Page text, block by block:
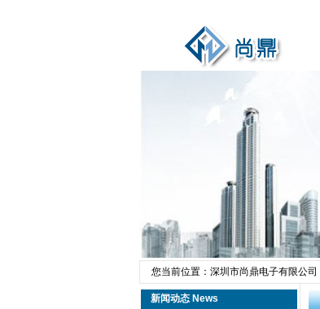
您当前位置： 深圳市尚鼎电子有限公司
新闻动态 News